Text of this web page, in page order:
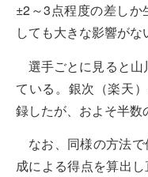
±2～3点程度の差し
しても大きな影響がな
選手ごとに見ると
ている。銀次（楽天
録したが、およそ半数
なお、同様の方法
成による得点を算出